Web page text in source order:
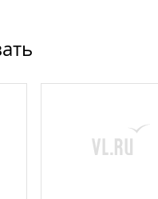
свинки, козлята, мини-
Тёплое
и экзотические
вернуться в